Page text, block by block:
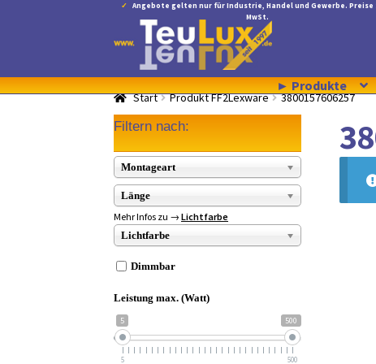
Angebote gelten nur für Industrie, Handel und Gewerbe. Preise
MwSt.
Navigation
springen
Inhalt
springen
► Produkte
Start Produkt FF2Lexware 3800157606257
Filtern nach:
Montageart
Länge
Mehr Infos zu →Lichtfarbe
Lichtfarbe
Dimmbar
Leistung max. (Watt)
5 500
5 500